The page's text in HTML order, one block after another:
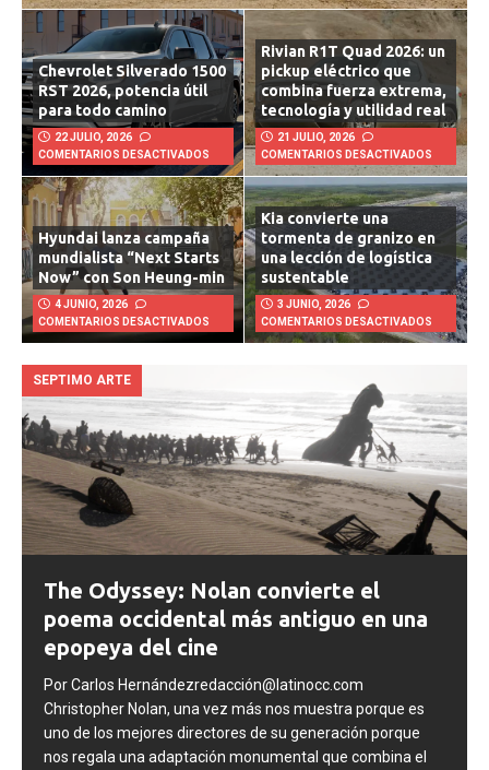
Chevrolet Silverado 1500
RST 2026, potencia útil
para todo camino
22 JULIO, 2026
COMENTARIOS DESACTIVADOS
Rivian R1T Quad 2026: un
pickup eléctrico que
combina fuerza extrema,
tecnología y utilidad real
21 JULIO, 2026
COMENTARIOS DESACTIVADOS
Hyundai lanza campaña
mundialista “Next Starts
Now” con Son Heung-min
4 JUNIO, 2026
COMENTARIOS DESACTIVADOS
Kia convierte una
tormenta de granizo en
una lección de logística
sustentable
3 JUNIO, 2026
COMENTARIOS DESACTIVADOS
SEPTIMO ARTE
The Odyssey: Nolan convierte el
poema occidental más antiguo en una
epopeya del cine
Por Carlos Hernándezredacción@latinocc.com
Christopher Nolan, una vez más nos muestra porque es
uno de los mejores directores de su generación porque
nos regala una adaptación monumental que combina el